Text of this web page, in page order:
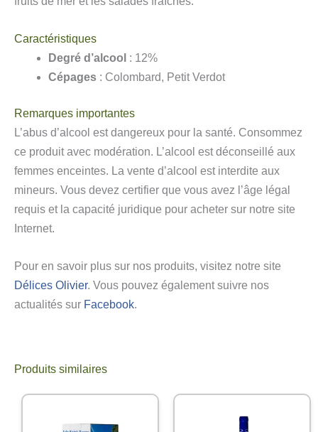
Caractéristiques
Degré d’alcool : 12%
Cépages : Colombard, Petit Verdot
Remarques importantes
L’abus d’alcool est dangereux pour la santé. Consommez
ce produit avec modération. L’alcool est déconseillé aux
femmes enceintes. La vente d’alcool est interdite aux
mineurs. Vous devez certifier que vous avez l’âge légal
requis et la capacité juridique pour acheter sur notre site
Internet.
Pour en savoir plus sur nos produits, visitez notre site
Délices Olivier. Vous pouvez également suivre nos
actualités sur Facebook.
Produits similaires